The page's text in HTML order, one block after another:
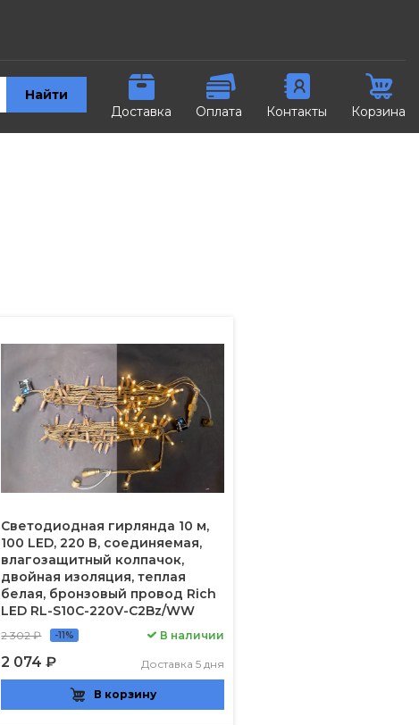
Найти
Доставка
Оплата Контакты Корзина
Светодиодная гирлянда 10 м,
100 LED, 220 В, соединяемая,
влагозащитный колпачок,
двойная изоляция, теплая
белая, бронзовый провод Rich
LED RL-S10C-220V-C2Bz/WW
2 302 ₽ -11%
2 074 ₽
В наличии
Доставка 5 дня
В корзину